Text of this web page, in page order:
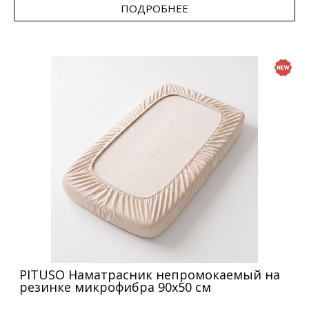
ПОДРОБНЕЕ
PITUSO Наматрасник непромокаемый на
резинке микрофибра 90х50 см